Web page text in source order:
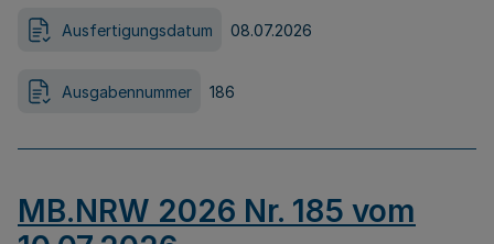
Ausfertigungsdatum 08.07.2026
Ausgabennummer 186
MB.NRW 2026 Nr. 185 vom